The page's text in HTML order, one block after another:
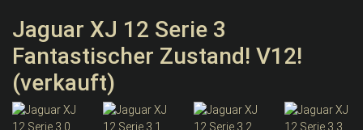
Jaguar XJ 12 Serie 3
Fantastischer Zustand! V12!
(verkauft)